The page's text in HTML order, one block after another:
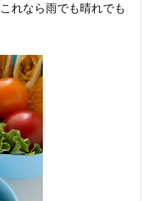
れなら雨でも晴れでも